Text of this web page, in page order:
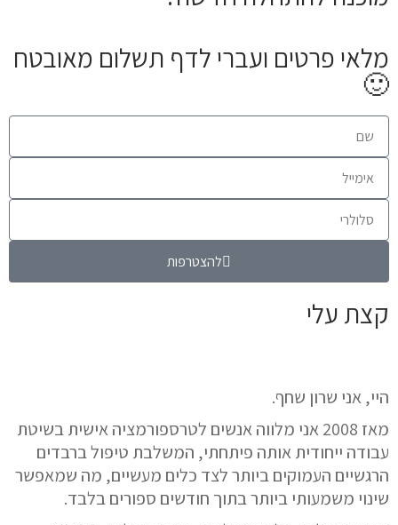
מלאי פרטים ועברי לדף תשלום מאובטח
🙂
להצטרפות
קצת עלי
היי, אני שרון שחף.
מאז 2008 אני מלווה אנשים לטרספורמציה אישית בשיטת
עבודה ייחודית אותה פיתחתי, המשלבת טיפול ברבדים
הרגשיים העמוקים ביותר לצד כלים מעשיים, מה שמאפשר
שינוי משמעותי ביותר בתוך חודשים ספורים בלבד.